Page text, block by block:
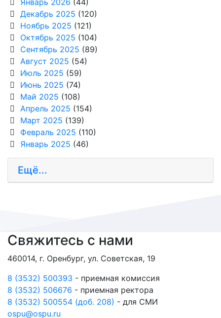
Январь 2026 (44)
Декабрь 2025 (120)
Ноябрь 2025 (121)
Октябрь 2025 (104)
Сентябрь 2025 (89)
Август 2025 (54)
Июль 2025 (59)
Июнь 2025 (74)
Май 2025 (108)
Апрель 2025 (154)
Март 2025 (139)
Февраль 2025 (110)
Январь 2025 (46)
Ещё...
Свяжитесь с нами
460014, г. Оренбург, ул. Советская, 19
8 (3532) 500393 - приемная комиссия
8 (3532) 506676 - приемная ректора
8 (3532) 500554 (доб. 208) - для СМИ
ospu@ospu.ru